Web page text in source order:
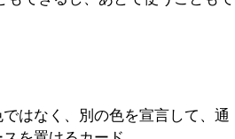
はなく、別の色を宣言して、通